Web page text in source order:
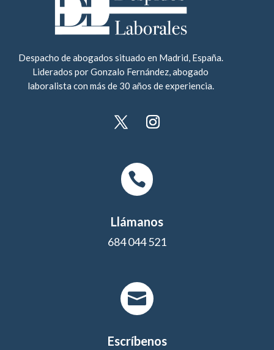
Despacho de abogados situado en Madrid, España.
Liderados por Gonzalo Fernández, abogado
laboralista con más de 30 años de experiencia.

Llámanos
684 044 521

Escríbenos